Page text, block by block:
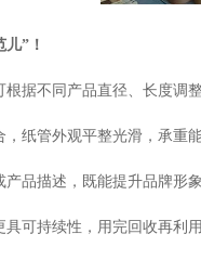
”！
据不同产品直径、长度调
纸管外观平整光滑，承
品描述，既能提升品牌
可持续性，用完回收再